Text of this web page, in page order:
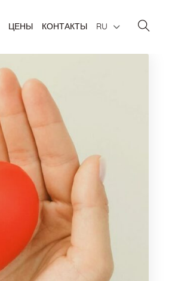
ЦЕНЫ КОНТАКТЫ RU